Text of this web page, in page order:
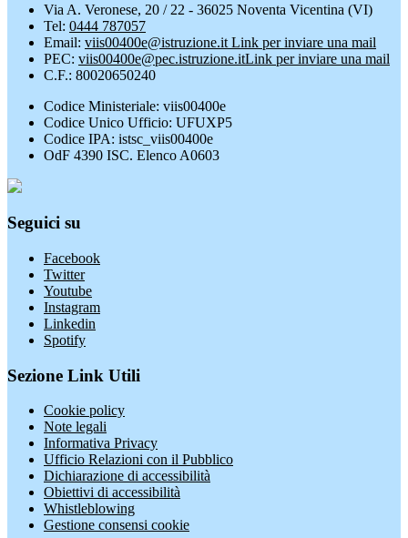
Via A. Veronese, 20 / 22 - 36025 Noventa Vicentina (VI)
Tel: 0444 787057
Email: viis00400e@istruzione.it Link per inviare una mail
PEC: viis00400e@pec.istruzione.itLink per inviare una mail
C.F.: 80020650240
Codice Ministeriale: viis00400e
Codice Unico Ufficio: UFUXP5
Codice IPA: istsc_viis00400e
OdF 4390 ISC. Elenco A0603
Seguici su
Facebook
Twitter
Youtube
Instagram
Linkedin
Spotify
Sezione Link Utili
Cookie policy
Note legali
Informativa Privacy
Ufficio Relazioni con il Pubblico
Dichiarazione di accessibilità
Obiettivi di accessibilità
Whistleblowing
Gestione consensi cookie